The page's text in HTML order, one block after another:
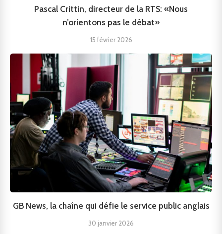
Pascal Crittin, directeur de la RTS: «Nous
n’orientons pas le débat»
15 février 2026
GB News, la chaîne qui défie le service public anglais
30 janvier 2026